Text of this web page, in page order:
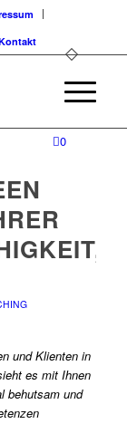
0
und Klienten in
es mit Ihnen
behutsam und